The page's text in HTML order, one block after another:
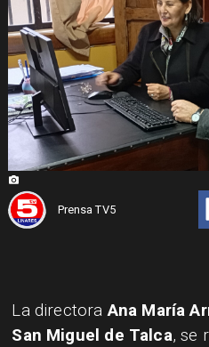
Prensa TV5
La directoraAna María
San Miguel de Talca, se